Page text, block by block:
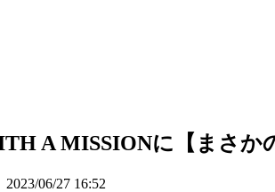
A MISSIONに【まさか
2023/06/27 16:52